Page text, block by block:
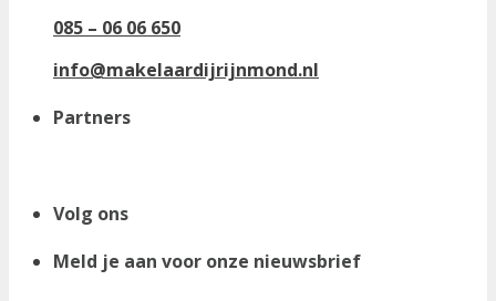
085 – 06 06 650
info@makelaardijrijnmond.nl
Partners
Volg ons
Meld je aan voor onze nieuwsbrief